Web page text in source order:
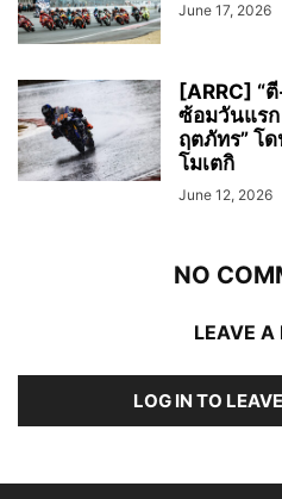
June 17, 2026
[ARRC] “
ซ้อมวันแรก
ฤตภัทร” โ
โมเตกิ
June 12, 2026
NO
LEAVE A
LOG IN TO